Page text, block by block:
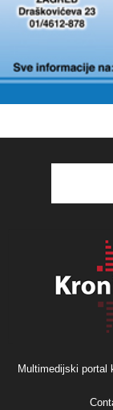
Multimedijski portal